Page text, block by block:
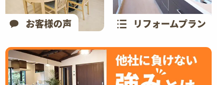
お客様の声 リフォームプラン